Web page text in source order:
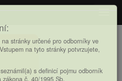
stránky určené pro odborníky ve
na tyto stránky potvrzujete,
s definicí pojmu odborník
zákona č. 40/1995 Sb.